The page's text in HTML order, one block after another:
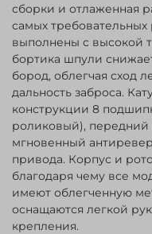
сборки и отлаженная
самых
выполнены с высокой
бортика шпули
бород, облегчая сход
дальность заброса.
конструкции 8
роликовый),
мгновенный
привода. Корпус и
благодаря чему все
имеют облегченную
оснащаются легкой
крепления.